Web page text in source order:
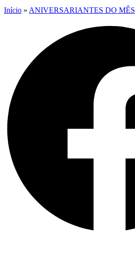
Início » ANIVERSARIANTES DO MÊS